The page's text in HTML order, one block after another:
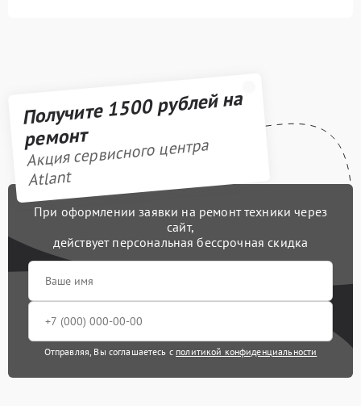
Получите 1500 рублей на
ремонт
Акция сервисного центра
Atlant
При оформлении заявки на ремонт техники через
сайт,
действует персональная бессрочная скидка
Отправляя, Вы соглашаетесь с политикой конфиденциальности